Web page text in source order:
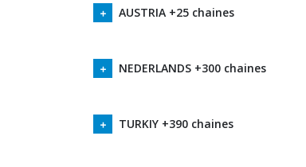
AUSTRIA +25 chaines
NEDERLANDS +300 chaines
TURKIY +390 chaines